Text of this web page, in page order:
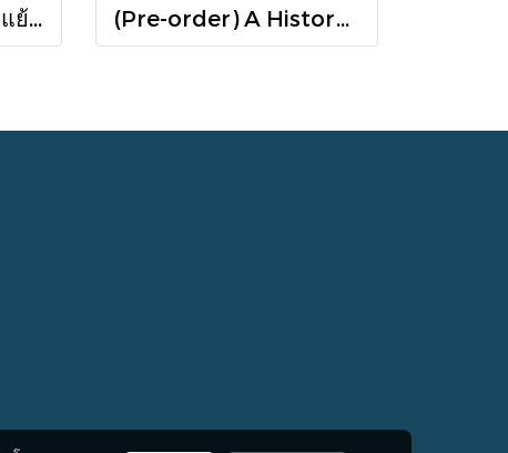
Pre-order เพราะขัดแย้งจึงเป็นประวัติศาสตร์ "ไทย-กัมพูชา" กับความสัมพันธ์หวานปนขม / มติชน (Pre-order) A History of Cambodia ประวัติศาสตร์กัมพูชา (ฉบับปรับปรุงใหม่) / David Chandler / มติชน